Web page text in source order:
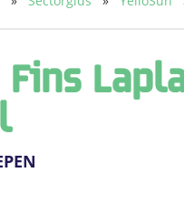
Fins